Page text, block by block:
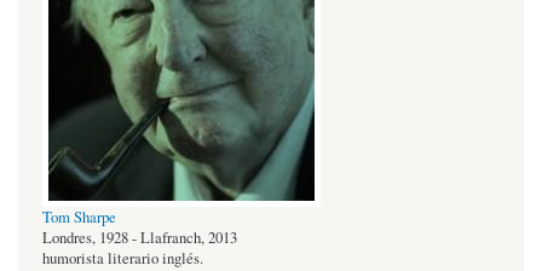
Tom Sharpe
Londres, 1928 - Llafranch, 2013
humorista literario inglés.